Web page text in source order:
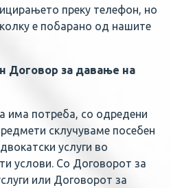
преку телефон, но
е побарано од нашите
Договор за давање на
има потреба, со одредени
склучуваме посебен
услуги во
услови. Со Договорот за
или Договорот за